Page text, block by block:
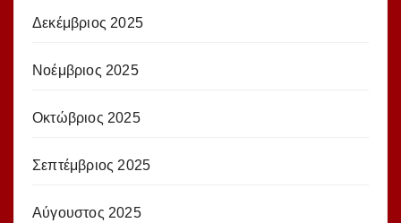
Δεκέμβριος 2025
Νοέμβριος 2025
Οκτώβριος 2025
Σεπτέμβριος 2025
Αύγουστος 2025